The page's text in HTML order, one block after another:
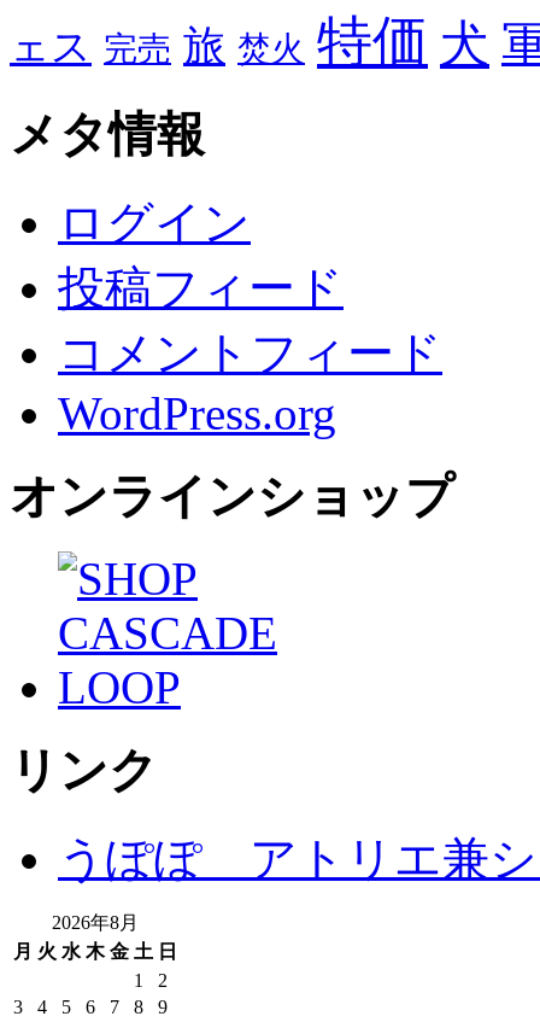
ェス 完売 旅 焚火 特価 犬
メタ情報
ログイン
投稿フィード
コメントフィード
WordPress.org
オンラインショップ
リンク
うぽぽ アトリエ兼
2026年8月
月 火 水 木 金 土 日
1
2
3
4 5 6 7 8
9